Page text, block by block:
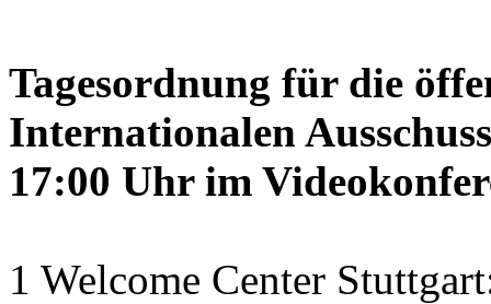
Tagesordnung für die
Internationalen
17:00 Uhr im
1 Welcome Center